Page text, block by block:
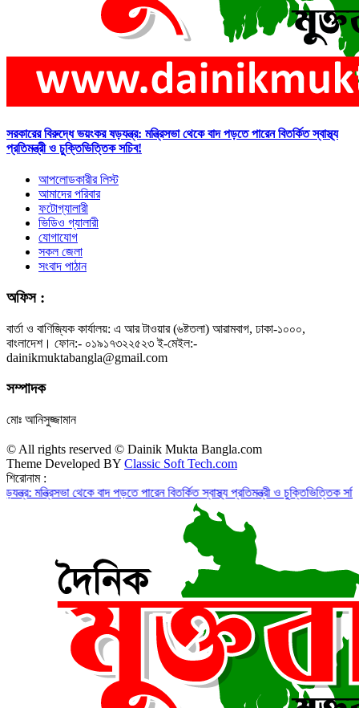
সরকারের বিরুদ্ধে ভয়ংকর ষড়যন্ত্র: মন্ত্রিসভা থেকে বাদ পড়তে পারেন বিতর্কিত স্বাস্থ্য
প্রতিমন্ত্রী ও চুক্তিভিত্তিক সচিব!
আপলোডকারীর লিস্ট
আমাদের পরিবার
ফটোগ্যালারী
ভিডিও গ্যালারী
যোগাযোগ
সকল জেলা
সংবাদ পাঠান
অফিস :
বার্তা ও বাণিজ্যিক কার্যালয়: এ আর টাওয়ার (৬ষ্টতলা) আরামবাগ, ঢাকা-১০০০,
বাংলাদেশ। ফোন:- ০১৯১৭৩২২৫২৩ ই-মেইল:-
dainikmuktabangla@gmail.com
সম্পাদক
মোঃ আনিসুজ্জামান
© All rights reserved © Dainik Mukta Bangla.com
Theme Developed BY Classic Soft Tech.com
শিরোনাম :
থেকে বাদ পড়তে পারেন বিতর্কিত স্বাস্থ্য প্রতিমন্ত্রী ও চুক্তিভিত্তিক সচিব!রাজস্ব